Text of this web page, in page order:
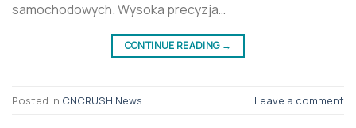
samochodowych. Wysoka precyzja…
CONTINUE READING →
Posted in CNCRUSH News Leave a comment